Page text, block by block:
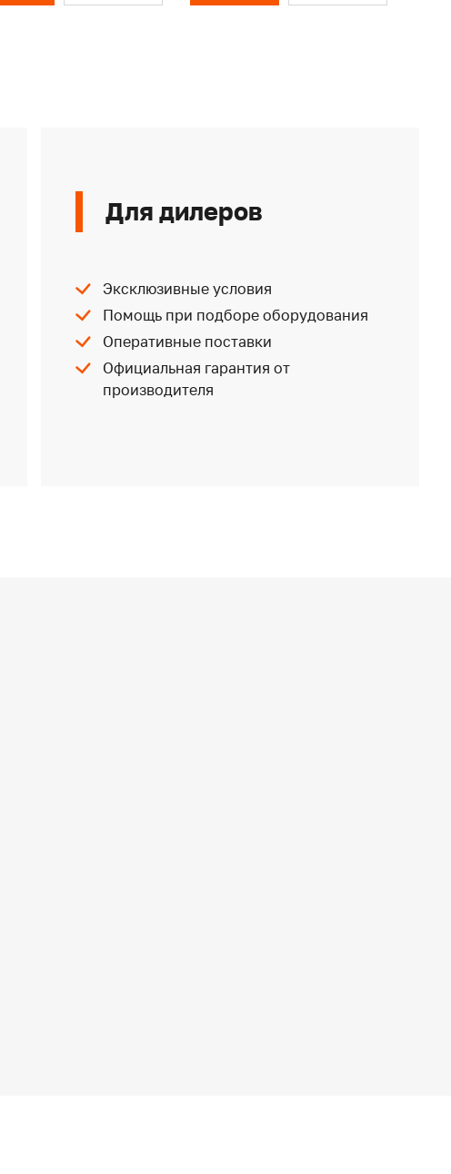
Для дилеров
Эксклюзивные условия
Помощь при подборе оборудования
Оперативные поставки
Официальная гарантия от
производителя